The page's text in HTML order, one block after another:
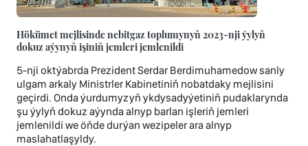
Hökümet mejlisinde nebitgaz toplumynyň 2023-nji ýylyň
dokuz aýynyň işiniň jemleri jemlenildi
5-nji oktýabrda Prezident Serdar Berdimuhamedow sanly
ulgam arkaly Ministrler Kabinetiniň nobatdaky mejlisini
geçirdi. Onda ýurdumyzyň ykdysadyýetiniň pudaklarynda
şu ýylyň dokuz aýynda alnyp barlan işleriň jemleri
jemlenildi we öňde durýan wezipeler ara alnyp
maslahatlaşyldy.